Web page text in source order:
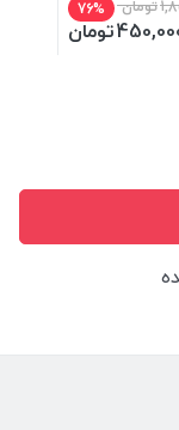
تومان 76%
تومان